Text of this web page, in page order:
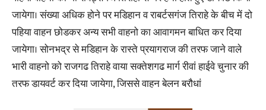
जायेगा। संख्या अधिक होने पर मडिहान व राबर्टसगंज तिराहे के बीच में दो
पहिया वाहन छोडकर अन्य सभी वाहनो का आवागमन बाधित कर दिया
जायेगा। सोनभद्र से मडिहान के रास्ते प्रयागराज की तरफ जाने वाले
भारी वाहनो को राजगढ तिराहे वाया सक्तेशगढ मार्ग रीवां हाईवे चुनार की
तरफ डायवर्ट कर दिया जायेगा, जिससे वाहन बेलन बरौधां